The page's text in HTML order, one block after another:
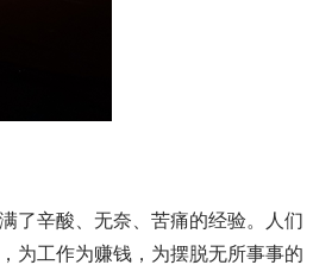
了辛酸、无奈、苦痛的经验。人们
为工作为赚钱，为摆脱无所事事的